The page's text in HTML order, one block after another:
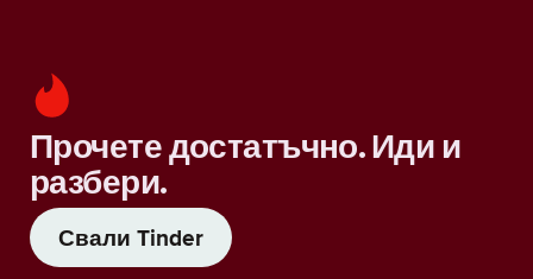
Прочете достатъчно. Иди и
разбери.
Свали Tinder